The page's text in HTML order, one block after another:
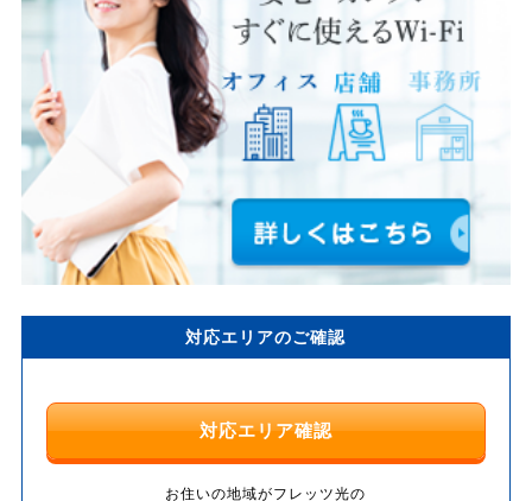
対応エリアのご確認
対応エリア確認
お住いの地域がフレッツ光の